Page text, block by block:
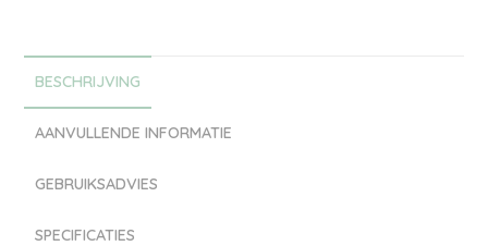
BESCHRIJVING
AANVULLENDE INFORMATIE
GEBRUIKSADVIES
SPECIFICATIES